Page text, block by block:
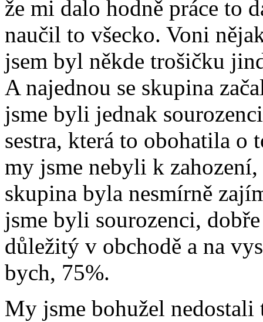
že mi dalo hodně práce to
naučil to všecko. Voni
jsem byl někde trošičku
A najednou se skupina
jsme byli jednak
sestra, která to obohatila o
my jsme nebyli k
skupina byla nesmírně
jsme byli sourozenci,
důležitý v obchodě a na
bych, 75%.
My jsme bohužel nedostali